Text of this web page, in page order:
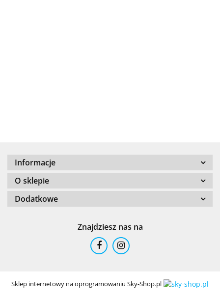
101 INC
Informacje
O sklepie
Dodatkowe
Znajdziesz nas na
Sklep internetowy na oprogramowaniu Sky-Shop.pl